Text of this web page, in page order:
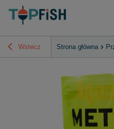
Wstecz Strona główna